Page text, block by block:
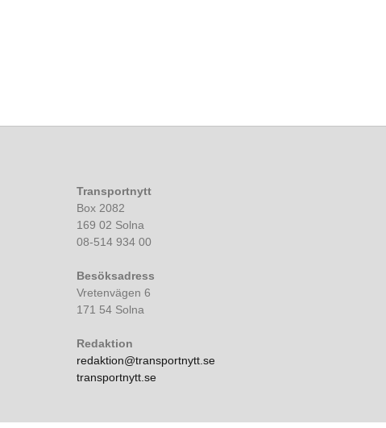
Transportnytt
Box 2082
169 02 Solna
08-514 934 00
Besöksadress
Vretenvägen 6
171 54 Solna
Redaktion
redaktion@transportnytt.se
transportnytt.se